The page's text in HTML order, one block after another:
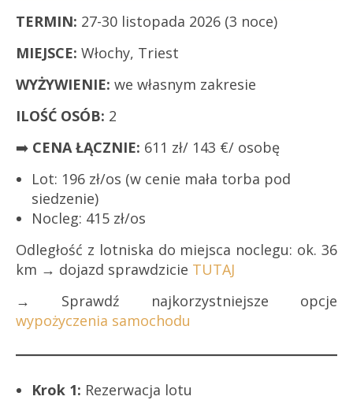
TERMIN: 27-30 listopada 2026 (3 noce)
MIEJSCE: Włochy, Triest
WYŻYWIENIE: we własnym zakresie
ILOŚĆ OSÓB: 2
➡️ CENA ŁĄCZNIE: 611 zł/ 143 €/ osobę
Lot: 196 zł/os (w cenie mała torba pod
siedzenie)
Nocleg: 415 zł/os
Odległość z lotniska do miejsca noclegu: ok. 36
km → dojazd sprawdzicie TUTAJ
→ Sprawdź najkorzystniejsze opcje
wypożyczenia samochodu
Krok 1: Rezerwacja lotu